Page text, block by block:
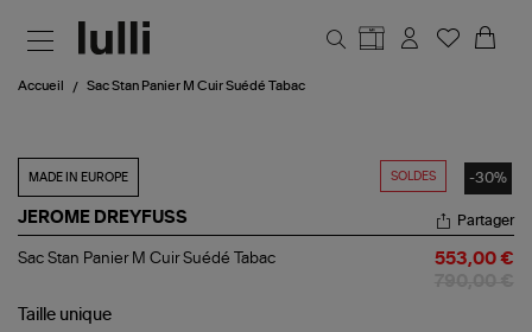
Accueil Sac Stan Panier M Cuir Suédé Tabac
SOLDES -30%
MADE IN EUROPE
JEROME DREYFUSS
Sac
M
Partager
Sac Stan Panier M Cuir Suédé Tabac 553,00 €
Taille unique